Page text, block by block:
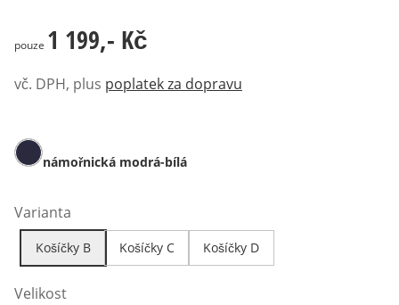
1 199,- Kč
pouze 1 199,- Kč
vč. DPH, plus poplatek za dopravu
námořnická modrá-bílá
Varianta
Košíčky B Košíčky C Košíčky D
Velikost